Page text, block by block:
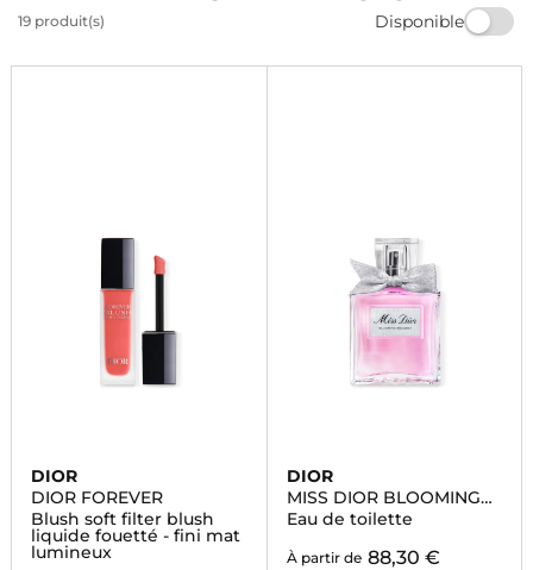
19 produit(s) Disponible
DIOR
DIOR FOREVER
Blush soft filter blush
liquide fouetté - fini mat
lumineux
DIOR
MISS DIOR BLOOMING
BOUQUET
Eau de toilette
À partir de 88,30 €